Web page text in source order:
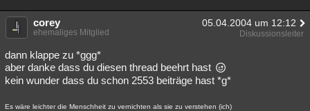
corey 05.04.2004 um 12:12
ehemaliges Mitglied Diskussionsleiter
dann klappe zu *ggg*
aber danke dass du diesen thread beehrt hast
kein wunder dass du schon 2553 beiträge hast *g*
Es wäre leichter die Menschheit zu vernichten als sie zu verstehen (ich)